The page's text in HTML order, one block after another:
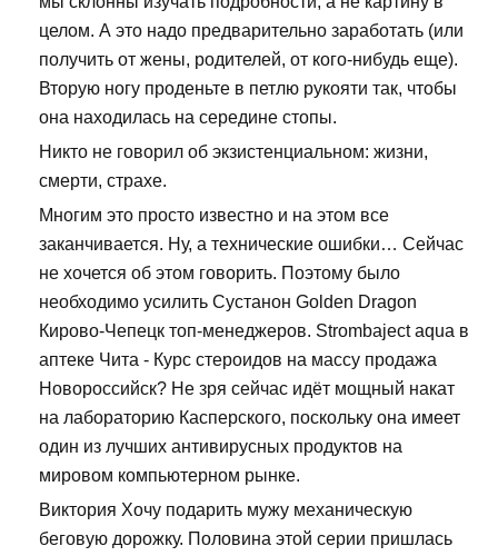
целом. А это надо предварительно заработать (или
получить от жены, родителей, от кого-нибудь еще).
Вторую ногу проденьте в петлю рукояти так, чтобы
она находилась на середине стопы.
Никто не говорил об экзистенциальном: жизни,
смерти, страхе.
Многим это просто известно и на этом все
заканчивается. Ну, а технические ошибки… Сейчас
не хочется об этом говорить. Поэтому было
необходимо усилить Сустанон Golden Dragon
Кирово-Чепецк топ-менеджеров. Strombaject aqua в
аптеке Чита - Курс стероидов на массу продажа
Новороссийск? Не зря сейчас идёт мощный накат
на лабораторию Касперского, поскольку она имеет
один из лучших антивирусных продуктов на
мировом компьютерном рынке.
Виктория Хочу подарить мужу механическую
беговую дорожку. Половина этой серии пришлась